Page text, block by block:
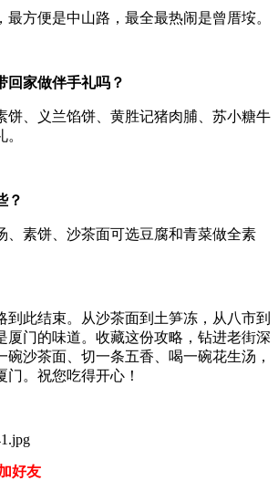
最方便是中山路，最全最热闹是曾厝垵。
回家做伴手礼吗？
饼、义兰馅饼、黄胜记猪肉脯、苏小糖牛
？
、素饼、沙茶面可选豆腐和青菜做全素
到此结束。从沙茶面到土笋冻，从八市到
厦门的味道。收藏这份攻略，钻进老街深
碗沙茶面、切一条五香、喝一碗花生汤，
。祝您吃得开心！
好友